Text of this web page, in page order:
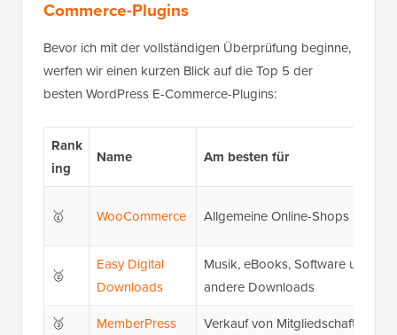
Commerce-Plugins
Bevor ich mit der vollständigen Überprüfung beginne,
werfen wir einen kurzen Blick auf die Top 5 der
besten WordPress E-Commerce-Plugins:
Rank
ing
Name Am besten für
🥇 WooCommerce Allgemeine Online-Shops
🥈
Easy Digital
Downloads
Musik, eBooks, Software und
andere Downloads
🥉
MemberPress Verkauf von Mitgliedschaften